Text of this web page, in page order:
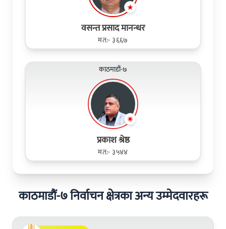
वसन्त प्रसाद मानन्धर
मत:- ३६६७
काठमाडौं-७
प्रकाश श्रेष्ठ
मत:- ३५४४
काठमाडौं-७ निर्वाचन क्षेत्रका अन्य उम्मेदवारहरू